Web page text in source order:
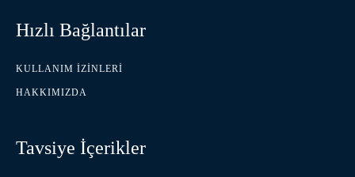
Hızlı Bağlantılar
KULLANIM İZINLERI
HAKKIMIZDA
Tavsiye İçerikler